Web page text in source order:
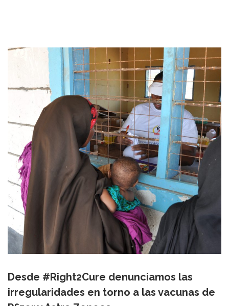
Desde #Right2Cure denunciamos las
irregularidades en torno a las vacunas de